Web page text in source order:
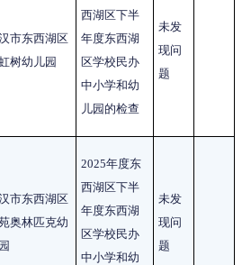
市东西湖区
树幼儿园
西湖区下半
年度东西湖
区学校民办
中小学和幼
儿园的检查
未发
现问
题
市东西湖区
奥林匹克幼
2025年度东
西湖区下半
年度东西湖
区学校民办
中小学和幼
未发
现问
题